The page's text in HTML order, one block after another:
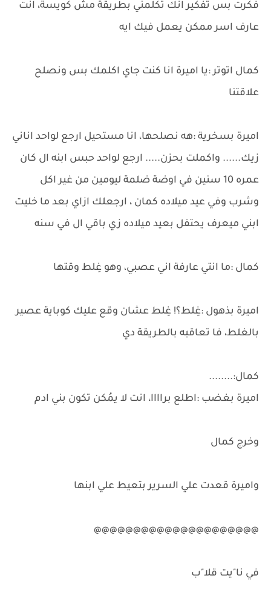
فكرت بس تفكير انك تكلمني بطريقة مش كويسة، انت
عارف اسر ممكن يعمل فيك ايه
كمال اتوتر :يا اميرة انا كنت جاي اكلمك بس ونصلح
علاقتنا
اميرة بسخرية :هه نصلحها، انا مستحيل ارجع لواحد اناني
زيك...... واكملت بحزن..... ارجع لواحد حبس ابنه ال كان
عمره 10 سنين في اوضة ضلمة ليومين من غير اكل
وشرب وفي عيد ميلاده كمان ، ارجعلك ازاي بعد ما خليت
ابني ميعرف يحتفل بعيد ميلاده زي باقي ال في سنه
كمال :ما انتي عارفة اني عصبي، وهو غِلط وقتها
اميرة بذهول :غِلط؟! غِلط عشان وقع عليك كوباية عصير
بالغلط، فا تعاقبه بالطريقة دي
كمال:........
اميرة بغضب :اطلع براااا، انت لا يمُكن تكون بني ادم
وخرج كمال
واميرة قعدت علي السرير بتعيط علي ابنها
@@@@@@@@@@@@@@@@@@@@@
في نا"يت قلا"ب